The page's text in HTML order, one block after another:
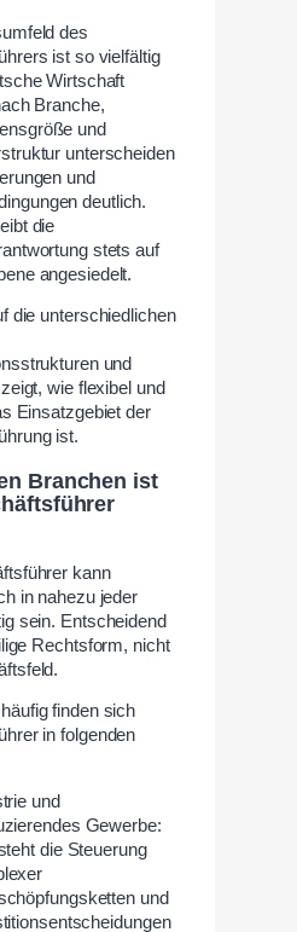
des
ist so vielfältig
Wirtschaft
Branche,
und
unterscheiden
und
deutlich.
die
stets auf
angesiedelt.
die unterschiedlichen
und
wie flexibel und
Einsatzgebiet der
ist.
Branchen ist
kann
in nahezu jeder
sein. Entscheidend
Rechtsform, nicht
finden sich
in folgenden
und
Gewerbe:
die Steuerung
und